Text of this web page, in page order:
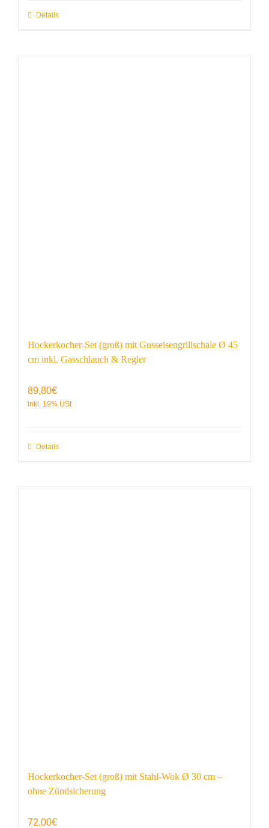
Details
Hockerkocher-Set (groß) mit Gusseisengrillschale Ø 45
cm inkl. Gasschlauch & Regler
89,80€
Details
Hockerkocher-Set (groß) mit Stahl-Wok Ø 30 cm –
ohne Zündsicherung
72,00€